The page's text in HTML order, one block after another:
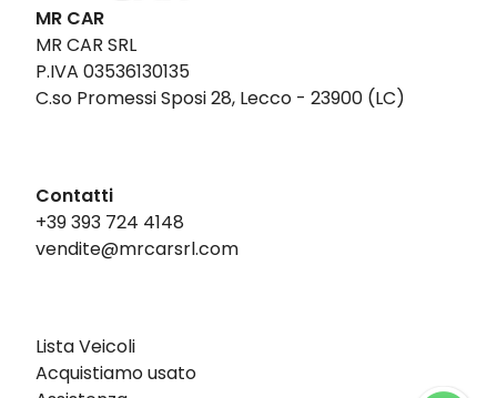
MR CAR
MR CAR SRL
P.IVA 03536130135
C.so Promessi Sposi 28, Lecco - 23900 (LC)
Contatti
+39 393 724 4148
vendite@mrcarsrl.com
Lista Veicoli
Acquistiamo usato